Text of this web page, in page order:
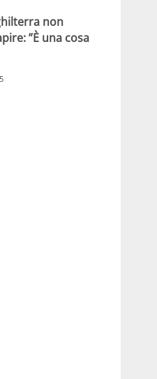
non
”È una cosa